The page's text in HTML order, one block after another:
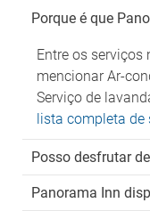
Porque é que
Entre os
mencionar Ar-
Serviço de
lista completa de
Posso desfrutar
Panorama Inn